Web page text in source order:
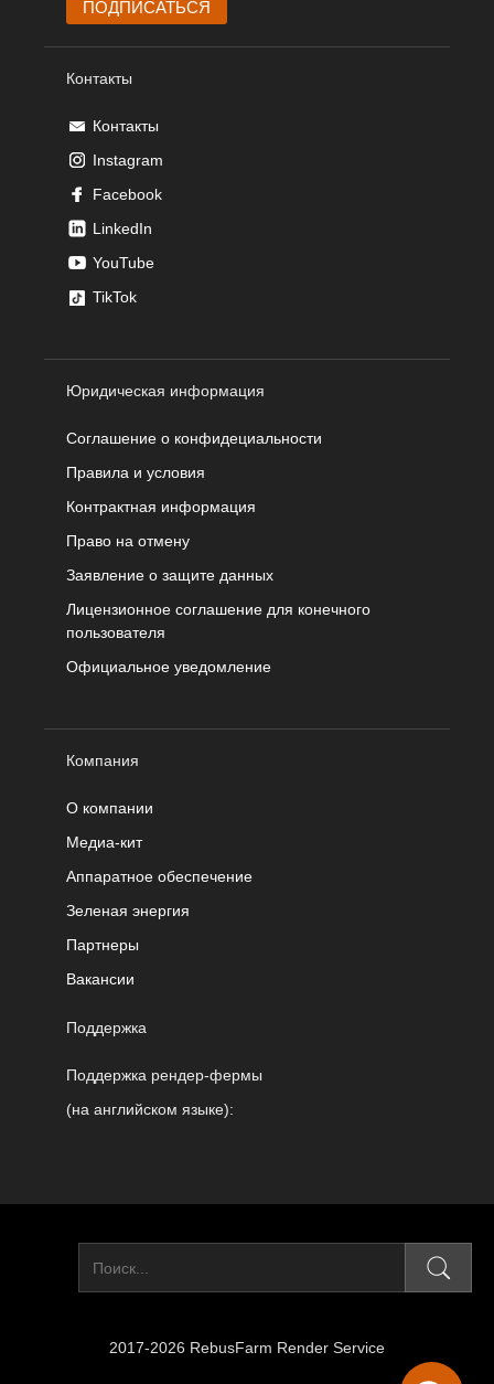
Контакты
Контакты
Instagram
Facebook
LinkedIn
YouTube
TikTok
Юридическая информация
Соглашение о конфидециальности
Правила и условия
Контрактная информация
Право на отмену
Заявление о защите данных
Лицензионное соглашение для конечного
пользователя
Официальное уведомление
Компания
О компании
Медиа-кит
Аппаратное обеспечение
Зеленая энергия
Партнеры
Вакансии
Поддержка
Поддержка рендер-фермы
(на английском языке):
2017-2026 RebusFarm Render Service